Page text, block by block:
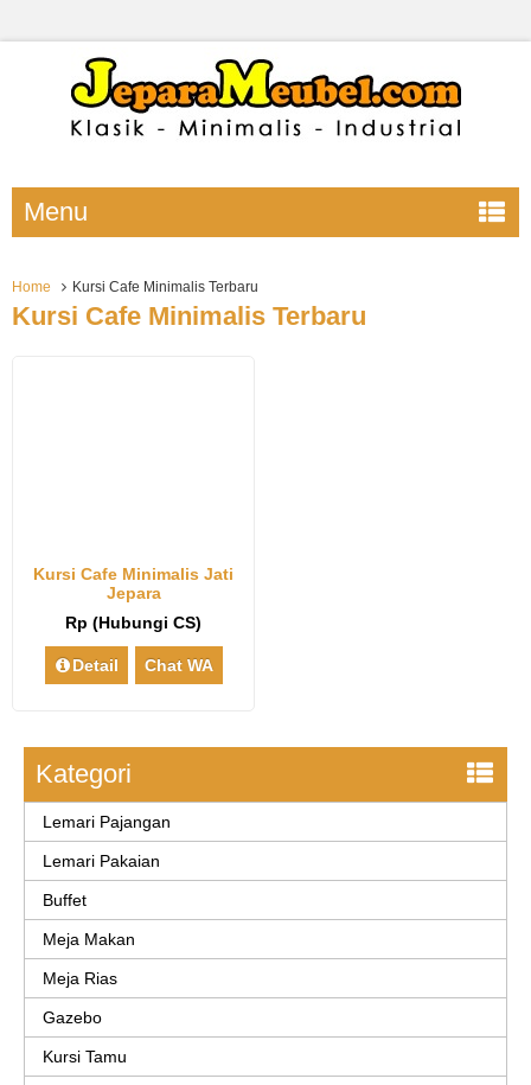
Menu
Home Kursi Cafe Minimalis Terbaru
Kursi Cafe Minimalis Terbaru
Kursi Cafe Minimalis Jati
Jepara
Rp (Hubungi CS)
Detail Chat WA
Kategori
Lemari Pajangan
Lemari Pakaian
Buffet
Meja Makan
Meja Rias
Gazebo
Kursi Tamu